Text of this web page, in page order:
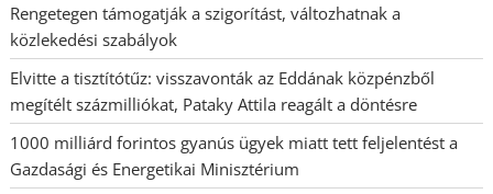
Rengetegen támogatják a szigorítást, változhatnak a
közlekedési szabályok
Elvitte a tisztítótűz: visszavonták az Eddának közpénzből
megítélt százmilliókat, Pataky Attila reagált a döntésre
1000 milliárd forintos gyanús ügyek miatt tett feljelentést a
Gazdasági és Energetikai Minisztérium